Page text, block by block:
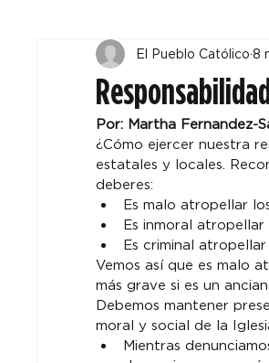
El Pueblo Católico 8
Por: Martha Fernandez-
¿Cómo ejercer nuestra
estatales y locales.
deberes:
Es malo atropellar
Es inmoral
Es criminal
Vemos así que es malo
más grave si es un
Debemos mantener
moral y social de la
Mientras